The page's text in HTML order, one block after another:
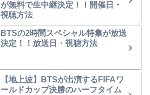
が無料で生中継決定！！開催日・
視聴方法
BTSの2時間スペシャル特集が放送
決定！！放送日・視聴方法
【地上波】BTSが出演するFIFAワ
ールドカップ決勝のハーフタイム